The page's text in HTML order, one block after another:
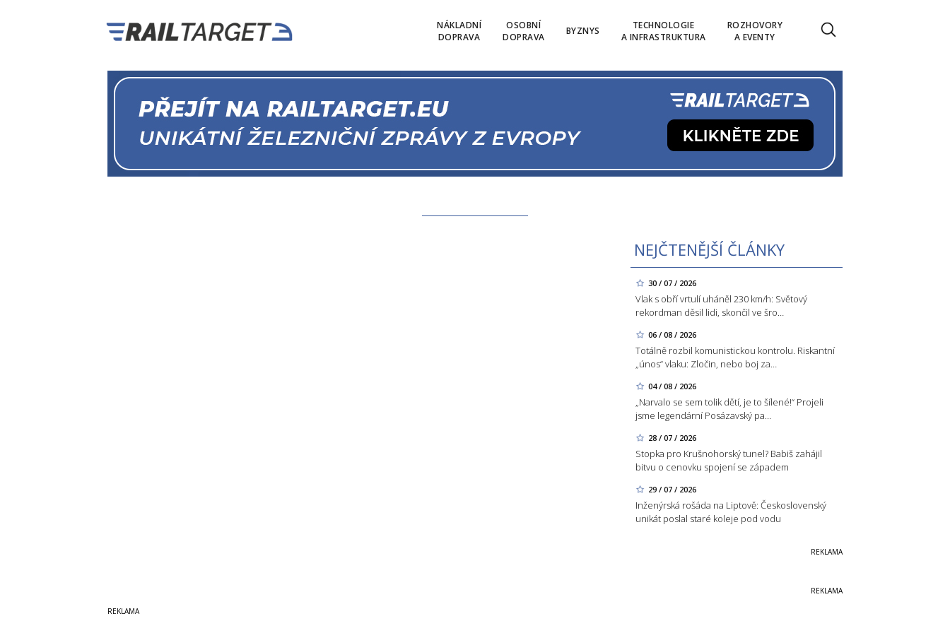
NÁKLADNÍ
DOPRAVA
OSOBNÍ
DOPRAVA
BYZNYS
TECHNOLOGIE
A INFRASTRUKTURA
ROZHOVORY
A EVENTY
NEJČTENĚJŠÍ ČLÁNKY
30 / 07 / 2026
Vlak s obří vrtulí uháněl 230 km/h: Světový
rekordman děsil lidi, skončil ve šro…
06 / 08 / 2026
Totálně rozbil komunistickou kontrolu. Riskantní
„únos“ vlaku: Zločin, nebo boj za…
04 / 08 / 2026
„Narvalo se sem tolik dětí, je to šílené!“ Projeli
jsme legendární Posázavský pa…
28 / 07 / 2026
Stopka pro Krušnohorský tunel? Babiš zahájil
bitvu o cenovku spojení se západem
29 / 07 / 2026
Inženýrská rošáda na Liptově: Československý
unikát poslal staré koleje pod vodu